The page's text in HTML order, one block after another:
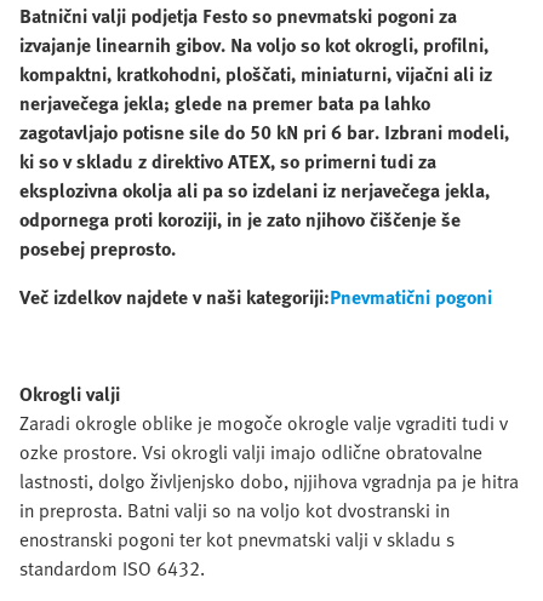
Batnični valji podjetja Festo so pnevmatski pogoni za
izvajanje linearnih gibov. Na voljo so kot okrogli, profilni,
kompaktni, kratkohodni, ploščati, miniaturni, vijačni ali iz
nerjavečega jekla; glede na premer bata pa lahko
zagotavljajo potisne sile do 50 kN pri 6 bar. Izbrani modeli,
ki so v skladu z direktivo ATEX, so primerni tudi za
eksplozivna okolja ali pa so izdelani iz nerjavečega jekla,
odpornega proti koroziji, in je zato njihovo čiščenje še
posebej preprosto.
Več izdelkov najdete v naši kategoriji:Pnevmatični pogoni
Okrogli valji
Zaradi okrogle oblike je mogoče okrogle valje vgraditi tudi v
ozke prostore. Vsi okrogli valji imajo odlične obratovalne
lastnosti, dolgo življenjsko dobo, njjihova vgradnja pa je hitra
in preprosta. Batni valji so na voljo kot dvostranski in
enostranski pogoni ter kot pnevmatski valji v skladu s
standardom ISO 6432.